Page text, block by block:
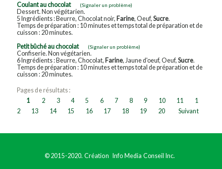
Coulant au chocolat
(Signaler un problème)
Dessert. Non végétarien.
5 Ingrédients : Beurre, Chocolat noir, Farine, Oeuf, Sucre.
Temps de préparation : 10 minutes et temps total de préparation et de
cuisson : 20 minutes.
Petit bûché au chocolat
(Signaler un problème)
Confiserie. Non végétarien.
6 Ingrédients : Beurre, Chocolat, Farine, Jaune d'oeuf, Oeuf, Sucre.
Temps de préparation : 10 minutes et temps total de préparation et de
cuisson : 20 minutes.
Pages de résultats :
1
2 3 4 5 6 7 8 9 10 11
1
2
13 14 15 16 17 18 19 20 Suivant
© 2015-2020. Création Info Media Conseil Inc.